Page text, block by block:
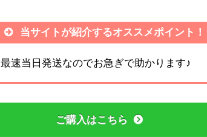
当サイトが紹介するオススメポイント！
最速当日発送なのでお急ぎで助かります♪
ご購入はこちら